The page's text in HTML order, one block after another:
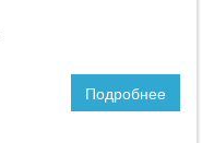
Подробнее